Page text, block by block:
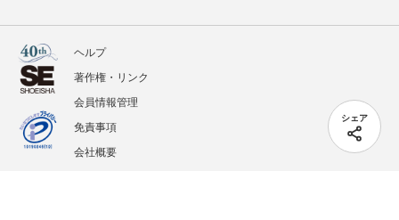
シェア
ヘルプ
著作権・リンク
会員情報管理
免責事項
会社概要